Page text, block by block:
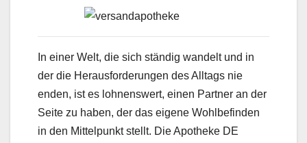
In einer Welt, die sich ständig wandelt und in
der die Herausforderungen des Alltags nie
enden, ist es lohnenswert, einen Partner an der
Seite zu haben, der das eigene Wohlbefinden
in den Mittelpunkt stellt. Die Apotheke DE